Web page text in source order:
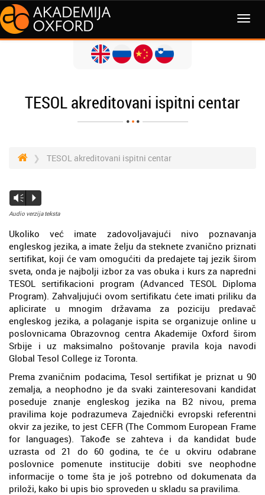
TESOL akreditovani ispitni centar
TESOL akreditovani ispitni centar
Vm
P
Audio verzija teksta
Ukoliko već imate zadovoljavajući nivo poznavanja
engleskog jezika, a imate želju da steknete zvanično priznati
sertifikat, koji će vam omogućiti da predajete taj jezik širom
sveta, onda je najbolji izbor za vas obuka i kurs za napredni
TESOL sertifikacioni program (Advanced TESOL Diploma
Program). Zahvaljujući ovom sertifikatu ćete imati priliku da
aplicirate u mnogim državama za poziciju predavač
engleskog jezika, a polaganje ispita se organizuje online u
poslovnicama Obrazovnog centra Akademije Oxford širom
Srbije i uz maksimalno poštovanje pravila koja navodi
Global Tesol College iz Toronta.
Prema zvaničnim podacima, Tesol sertifikat je priznat u 90
zemalja, a neophodno je da svaki zainteresovani kandidat
poseduje znanje engleskog jezika na B2 nivou, prema
pravilima koje podrazumeva Zajednički evropski referentni
okvir za jezike, to jest CEFR (The Commom European Frame
for languages). Takođe se zahteva i da kandidat bude
uzrasta od 21 do 60 godina, te će u okviru odabrane
poslovnice pomenute institucije dobiti sve neophodne
informacije o tome šta je još potrebno od dokumenata da
priloži, kako bi upis bio sproveden u skladu sa pravilima.